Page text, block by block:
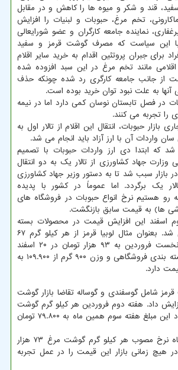
قند و شکر و میوه ها را کاهش و در مقابل
ماکارونی، تخم مرغ، حبوبات و لبنیات را افزایش
نماینده جامعه کارگران و عضو شورایعالی
با این سیاست که مصرف گوشت قرمز و سفید
برای جبران پروتئین اقدام به خرید سایر اقلام
مانند تخم مرغ در این سبد افزوده شده
از جانب جامعه کارگری رد شده چونکه حذف
آنها به علت نبود توان خرید بوده است.
در فصل تابستان نوسان کمی دارد اما در نیمه
را تجربه می کنند.
بازار حبوبات، انتقال این اقلام از تالار اول به
سان واردات آن با ارز آزاد باید انجام می شد.
شد که ابتدا دی ارز واردات حبوبات با تصمیم
وزارت جهاد کشاورزی از تالار یک به دو انتقال
بازار سبب شد تا به دستور وزیر جهاد کشاورزی
یک برگردد. اما عموماً در کشور با پدیده
رو هستیم نرخ انواع حبوبات در فروشگاه های
ها) به قیمت سابق بازنگشت.
اسفند این افزایش قیمت در محصولات بسته
بندی شده هم اعمال شد. بعنوان مثال لوبیا قرمز از هر کیلو گرم ۶۷
هزار تومان در هفته نخست فروردین به ۹۳ هزار تومان در ۲۰ اسفند
رسید. لوبیا قرمز با بسته بندی فروشگاهی و وزن ۹۰۰ گرم از ۱۰۹.۹۰۰ به
شامل گوسفندی و گوساله تقاضا بازار گوشت
داد. هفته دوم فروردین هر کیلو گرم گوشت
مرغ ۶۳.۵۰۰ تومان بود این مبلغ هفته سوم همین ماه به ۷۹.۸۰۰ تومان
در ادامه اردیبهشت ماه نرخ مصوب هر کیلو گرم گوشت مرغ ۷۳ هزار
هیچ زمانی بازار این قیمت را در عمل تجربه